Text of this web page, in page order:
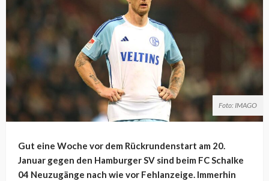
Foto: IMAGO
Gut eine Woche vor dem Rückrundenstart am 20.
Januar gegen den Hamburger SV sind beim FC Schalke
04 Neuzugänge nach wie vor Fehlanzeige. Immerhin